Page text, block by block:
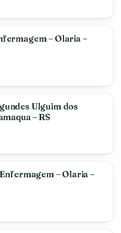
– Olaria –
Ulguim dos
– RS
– Olaria –